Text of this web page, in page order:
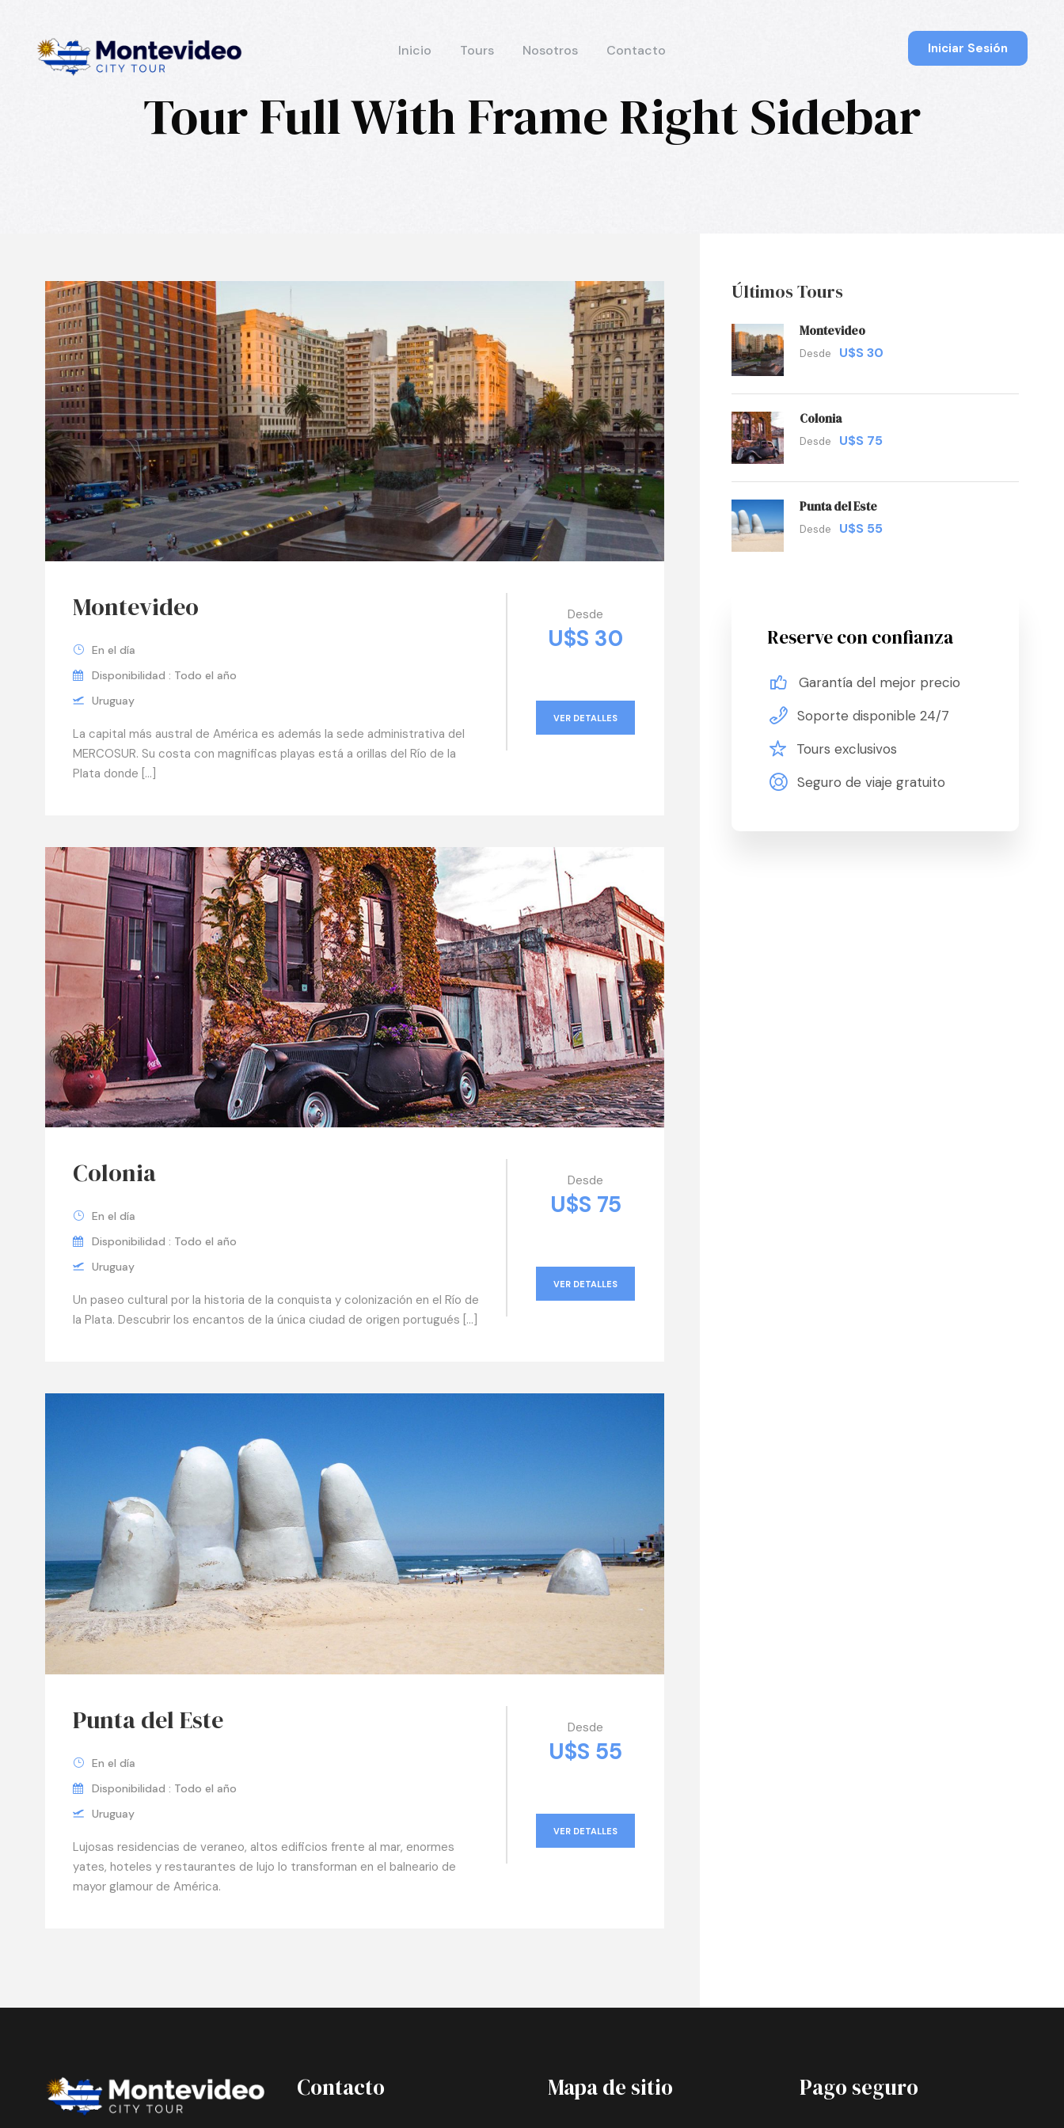
Inicio Tours Nosotros Contacto Iniciar Sesión
Tour Full With Frame Right Sidebar
Montevideo
En el día
Disponibilidad : Todo el año
Uruguay
La capital más austral de América es además la sede administrativa del
MERCOSUR. Su costa con magnificas playas está a orillas del Río de la
Plata donde […]
Desde
U$S 30
VER DETALLES
Colonia
En el día
Disponibilidad : Todo el año
Uruguay
Un paseo cultural por la historia de la conquista y colonización en el Río de
la Plata. Descubrir los encantos de la única ciudad de origen portugués […]
Desde
U$S 75
VER DETALLES
Punta del Este
En el día
Disponibilidad : Todo el año
Uruguay
Lujosas residencias de veraneo, altos edificios frente al mar, enormes
yates, hoteles y restaurantes de lujo lo transforman en el balneario de
mayor glamour de América.
Desde
U$S 55
VER DETALLES
Últimos Tours
Montevideo
Desde U$S 30
Colonia
Desde U$S 75
Punta del Este
Desde U$S 55
Reserve con confianza
Garantía del mejor precio
Soporte disponible 24/7
Tours exclusivos
Seguro de viaje gratuito
Contacto Mapa de sitio Pago seguro